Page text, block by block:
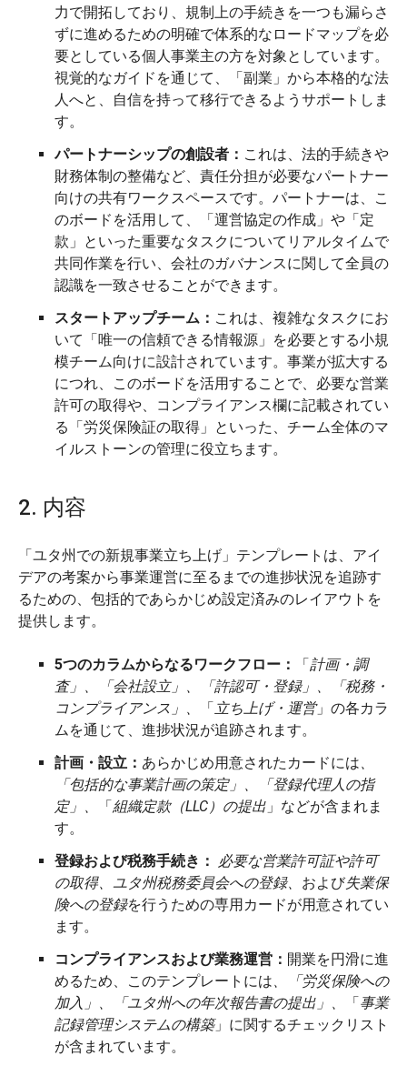
力で開拓しており、規制上の手続きを一つも漏らさ
ずに進めるための明確で体系的なロードマップを必
要としている個人事業主の方を対象としています。
視覚的なガイドを通じて、「副業」から本格的な法
人へと、自信を持って移行できるようサポートしま
す。
パートナーシップの創設者： これは、法的手続きや
財務体制の整備など、責任分担が必要なパートナー
向けの共有ワークスペースです。パートナーは、こ
のボードを活用して、「運営協定の作成」や「定
款」といった重要なタスクについてリアルタイムで
共同作業を行い、会社のガバナンスに関して全員の
認識を一致させることができます。
スタートアップチーム： これは、複雑なタスクにお
いて「唯一の信頼できる情報源」を必要とする小規
模チーム向けに設計されています。事業が拡大する
につれ、このボードを活用することで、必要な営業
許可の取得や、コンプライアンス欄に記載されてい
る「労災保険証の取得」といった、チーム全体のマ
イルストーンの管理に役立ちます。
2. 内容
「ユタ州での新規事業立ち上げ」テンプレートは、アイ
デアの考案から事業運営に至るまでの進捗状況を追跡す
るための、包括的であらかじめ設定済みのレイアウトを
提供します。
5つのカラムからなるワークフロー： 「計画・調
査」、「会社設立」、「許認可・登録」、「税務・
コンプライアンス」、
「 立ち上げ・運営」の各カラ
ムを通じて、進捗状況が追跡されます。
計画・設立： あらかじめ用意されたカードには、
「包括的な事業計画の策定」、「登録代理人の指
定」、
「組織定款（LLC）の提出 」などが含まれま
す。
登録および税務手続き：
必要な営業許可証や許可
の取得、ユタ州税務委員会への登録、 および失業保
険への登録を行うための専用カードが用意されてい
ます。
コンプライアンスおよび業務運営： 開業を円滑に進
めるため、このテンプレートには、「労災保険への
加入」、「ユタ州への年次報告書の提出」、
「事業
記録管理システムの構築」に関するチェックリスト
が含まれています。